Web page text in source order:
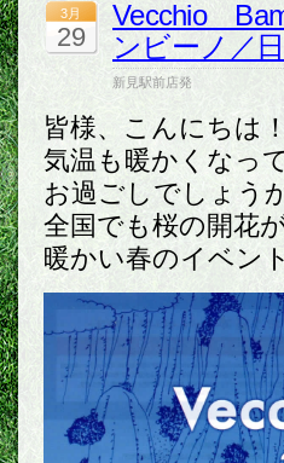
3月
29
Vecchio
ンビーノ／
新見駅前店発
皆様、こんにちは！
気温も暖かくなっ
お過ごしでしょう
全国でも桜の開花
暖かい春のイベン